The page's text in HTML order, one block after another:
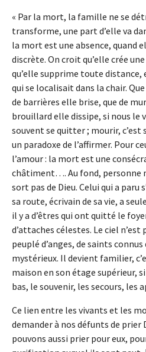
« Par la mort, la famille ne se
transforme, une part d’elle va
la mort est une absence, quand
discrète. On croit qu’elle crée
qu’elle supprime toute distance,
qui se localisait dans la chair.
de barrières elle brise, que de
brouillard elle dissipe, si nous le
souvent se quitter ; mourir, c’est
un paradoxe de l’affirmer. Pour
l’amour : la mort est une
châtiment…. Au fond, personne
sort pas de Dieu. Celui qui a paru
sa route, écrivain de sa vie, a
il y a d’êtres qui ont quitté le
d’attaches célestes. Le ciel
peuplé d’anges, de saints
mystérieux. Il devient familier,
maison en son étage supérieur,
bas, le souvenir, les secours, les
Ce lien entre les vivants et les
demander à nos défunts de prier
pouvons aussi prier pour eux,